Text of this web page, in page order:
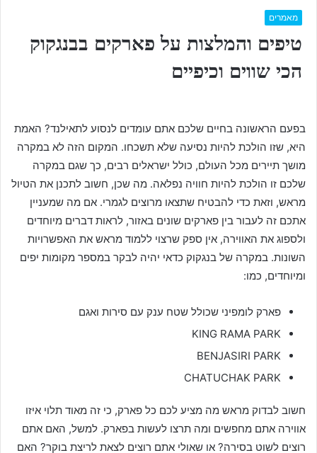
מאמרים
טיפים והמלצות על פארקים בבנגקוק
הכי שווים וכיפיים
בפעם הראשונה בחיים שלכם אתם עומדים לנסוע לתאילנד? האמת
היא, שזו הולכת להיות נסיעה שלא תשכחו. המקום הזה לא במקרה
מושך תיירים מכל העולם, כולל ישראלים רבים, כך שגם במקרה
שלכם זו הולכת להיות חוויה נפלאה. מה שכן, חשוב לתכנן את הטיול
מראש, וזאת כדי להבטיח שתצאו מרוצים לגמרי. אם מה שמעניין
אתכם זה לעבור בין פארקים שונים באזור, לראות דברים מיוחדים
ולספוג את האווירה, אין ספק שרצוי ללמוד מראש את האפשרויות
השונות. במקרה של בנגקוק כדאי יהיה לבקר במספר מקומות יפים
ומיוחדים, כמו:
פארק לומפיני שכולל שטח ענק עם סירות ואגם
KING RAMA PARK
BENJASIRI PARK
CHATUCHAK PARK
חשוב לבדוק מראש מה מציע לכם כל פארק, כי זה מאוד תלוי איזו
אווירה אתם מחפשים ומה תרצו לעשות בפארק. למשל, האם אתם
רוצים לשוט בסירה? או שאולי אתם רוצים לצאת לריצת בוקר? האם